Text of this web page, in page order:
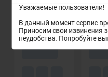
Уважаемые пользователи!
В данный момент сервис
Приносим свои извинения
неудобства. Попробуйте